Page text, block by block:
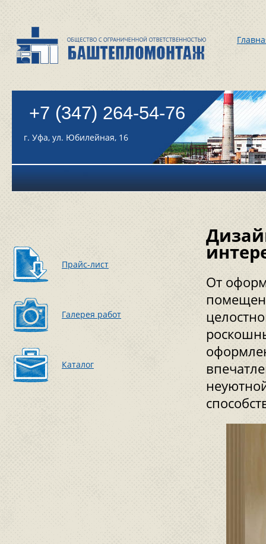
+7 (347) 264-54-76
г. Уфа, ул. Юбилейная, 16
Прайс-лист
Галерея работ
Каталог
От